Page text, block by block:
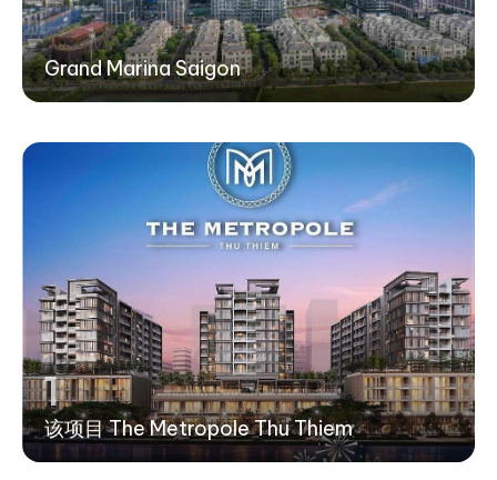
Grand Marina Saigon
1
该项目 The Metropole Thu Thiem